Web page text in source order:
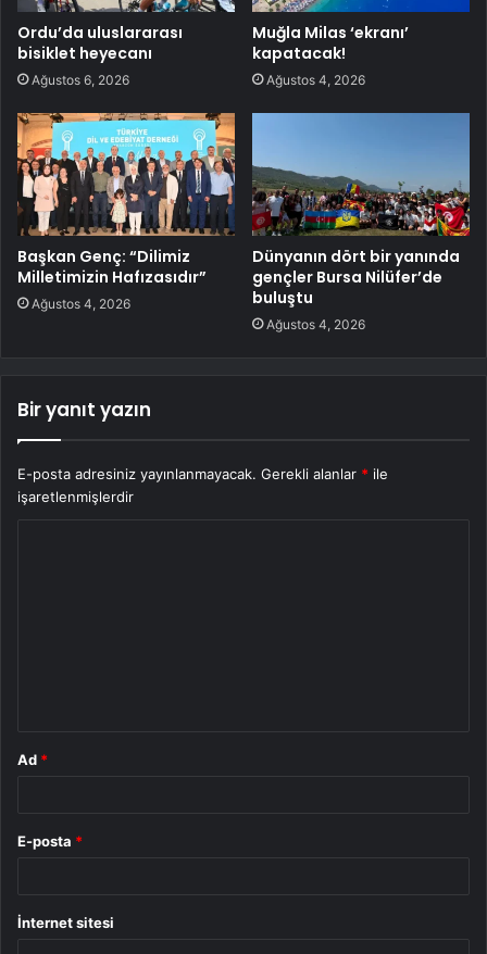
Ordu’da uluslararası
bisiklet heyecanı
Ağustos 6, 2026
Muğla Milas ‘ekranı’
kapatacak!
Ağustos 4, 2026
Başkan Genç: “Dilimiz
Milletimizin Hafızasıdır”
Ağustos 4, 2026
Dünyanın dört bir yanında
gençler Bursa Nilüfer’de
buluştu
Ağustos 4, 2026
Bir yanıt yazın
E-posta adresiniz yayınlanmayacak. Gerekli alanlar * ile
işaretlenmişlerdir
Ad *
E-posta *
İnternet sitesi